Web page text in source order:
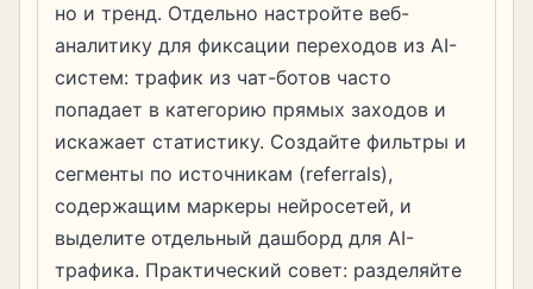
но и тренд. Отдельно настройте веб-
аналитику для фиксации переходов из AI-
систем: трафик из чат-ботов часто
попадает в категорию прямых заходов и
искажает статистику. Создайте фильтры и
сегменты по источникам (referrals),
содержащим маркеры нейросетей, и
выделите отдельный дашборд для AI-
трафика. Практический совет: разделяйте